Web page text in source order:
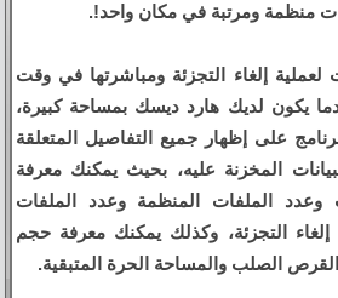
منظمة ومرتبة في مكان واحد!.
إلغاء التجزئة ومباشرتها في وقت
يكون لديك هارد ديسك بمساحة كبيرة،
على إظهار جميع التفاصيل المتعلقة
المخزنة عليه، بحيث يمكنك معرفة
وعدد الملفات المنظمة وعدد الملفات
إلغاء التجزئة، وكذلك يمكنك معرفة حجم
الصلب والمساحة الحرة المتبقية.